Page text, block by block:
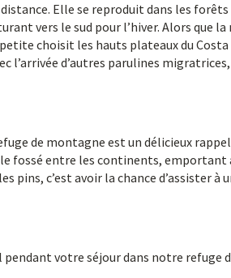
Elle se reproduit dans les
vers le sud pour l’hiver. Alors que
choisit les hauts plateaux du Costa
d’autres parulines
de montagne est un délicieux
fossé entre les continents, emportant
pins, c’est avoir la chance d’assister
votre séjour dans notre refuge